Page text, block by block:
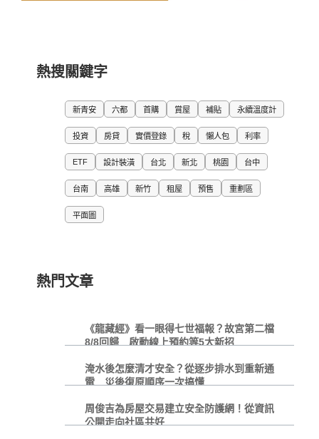
熱搜關鍵字
新青安 六都 首購 賞屋 補貼 永續溫度計
投資 房貸 實價登錄 稅 懶人包 利率
ETF 設計裝潢 台北 新北 桃園 台中
台南 高雄 新竹 租屋 預售 重劃區
平面圖
熱門文章
《龍藏經》看一眼得七世福報？故宮第二檔
8/8回歸 啟動線上預約等5大新招
淹水後怎麼清才安全？從逐步排水到重新通
電 災後復原順序一次搞懂
周俊吉為房屋交易建立安全防護網！從資訊
公開走向社區共好